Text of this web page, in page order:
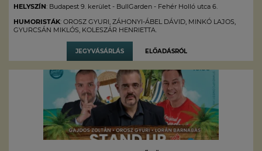
HELYSZÍN: Budapest 9. kerület - BullGarden - Fehér Holló utca 6.
HUMORISTÁK: OROSZ GYURI, ZÁHONYI-ÁBEL DÁVID, MINKÓ LAJOS,
GYURCSÁN MIKLÓS, KOLESZÁR HENRIETTA.
JEGYVÁSÁRLÁS ELŐADÁSRÓL